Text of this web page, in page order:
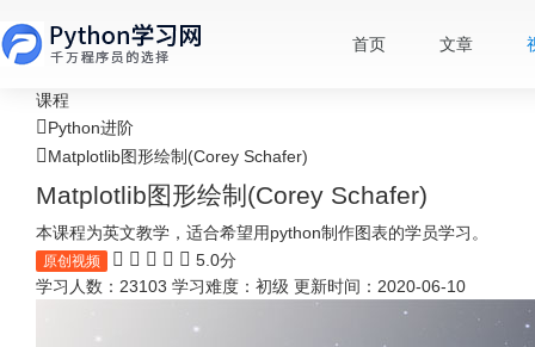
首页 文章
课程
Python进阶
Matplotlib图形绘制(Corey Schafer)
Matplotlib图形绘制(Corey Schafer)
本课程为英文教学，适合希望用python制作图表的学员学习。
原创视频
5.0分
学习人数：23103 学习难度：初级 更新时间：2020-06-10